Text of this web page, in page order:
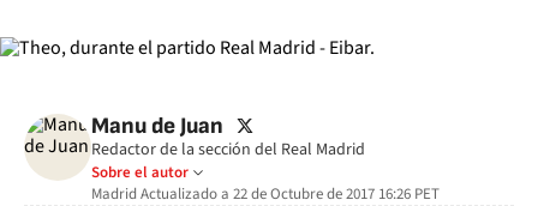
Manu de Juan twitter
Redactor de la sección del Real Madrid
Sobre el autor
MadridActualizado a 22 de Octubre de 2017 16:26 PET